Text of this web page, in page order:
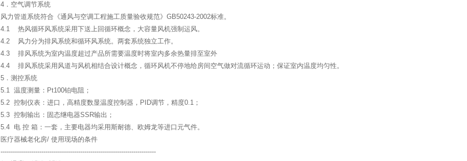
4．空气调节系统
风力管道系统符合《通风与空调工程施工质量验收规范》GB50243-2002标准。
4.1 热风循环风系统采用下送上回循环概念，大容量风机强制运风。
4.2 风力分为排风系统和循环风系统。两套系统独立工作。
4.3 排风系统为室内温度超过产品所需要温度时将室内多余热量排至室外
4.4 排风系统采用风道与风机相结合设计概念，循环风机不停地给房间空气做对流循环运动；保证室内温度均匀性。
5．测控系统
5.1 温度测量：Pt100铂电阻；
5.2 控制仪表：进口，高精度数显温度控制器，PID调节，精度0.1；
5.3 控制输出：固态继电器SSR输出；
5.4 电 控 箱：一套，主要电器均采用斯耐德、欧姆龙等进口元气件。
医疗器械老化房/ 使用现场的条件
----------------------------------------------------------------------------